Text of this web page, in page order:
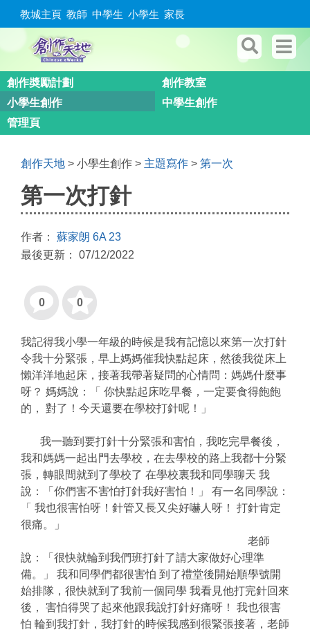
教城主頁 教師 中學生 小學生 家長
創作奬勵計劃
創作教室
小學生創作
中學生創作
管理頁
創作天地 > 小學生創作 > 主題寫作 > 第一次
第一次打針
作者： 蘇家朗 6A 23
最後更新： 07/12/2022
0 0
我記得我小學一年級的時候是我有記憶以來第一次打針
令我十分緊張，早上媽媽催我快點起床，然後我從床上
懶洋洋地起床，接著我帶著疑問的心情問：媽媽什麼事
呀？ 媽媽說：「 你快點起床吃早餐，一定要食得飽飽
的， 對了！今天還要在學校打針呢！」
我一聽到要打針十分緊張和害怕，我吃完早餐後，
我和媽媽一起出門去學校，在去學校的路上我都十分緊
張，轉眼間就到了學校了 在學校裏我和同學聊天 我
說：「你們害不害怕打針我好害怕！」 有一名同學說：
「 我也很害怕呀！針管又長又尖好嚇人呀！ 打針肯定
很痛。」
老師
說：「很快就輪到我們班打針了請大家做好心理準
備。」 我和同學們都很害怕 到了禮堂後開始順學號開
始排隊，很快就到了我前一個同學 我看見他打完針回來
後， 害怕得哭了起來他跟我說打針好痛呀！ 我也很害
怕 輪到我打針，我打針的時候我感到很緊張接著，老師